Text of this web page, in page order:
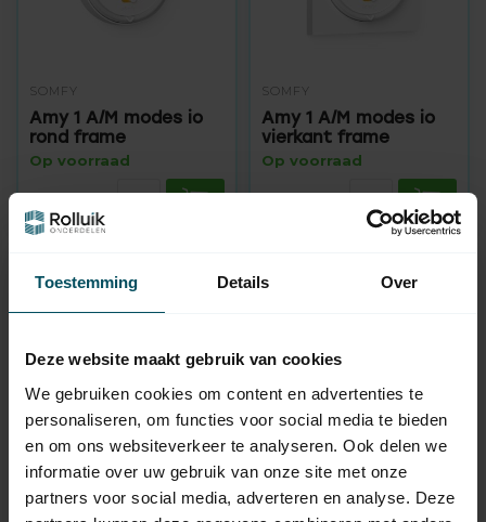
Toestemming Details Over
Deze website maakt gebruik van cookies
We gebruiken cookies om content en advertenties te
personaliseren, om functies voor social media te bieden
en om ons websiteverkeer te analyseren. Ook delen we
informatie over uw gebruik van onze site met onze
partners voor social media, adverteren en analyse. Deze
SOMFY
Amy 1 A/M modes io
rond frame
Op voorraad
SOMFY
Amy 1 A/M modes io
vierkant frame
Op voorraad
-17%
SOMFY
Amy 1 io wandzender
SOMFY
Amy 1 io wandzender